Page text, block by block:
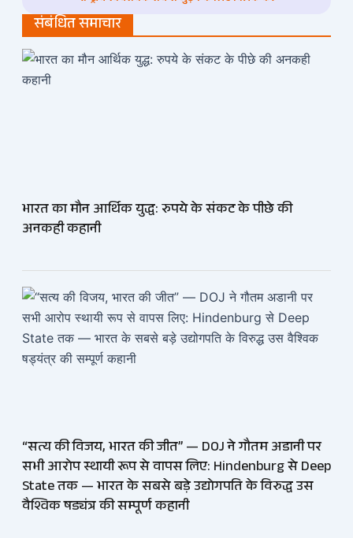
संबंधित समाचार
भारत का मौन आर्थिक युद्ध: रुपये के संकट के पीछे की
अनकही कहानी
“सत्य की विजय, भारत की जीत” — DOJ ने गौतम अडानी पर
सभी आरोप स्थायी रूप से वापस लिए: Hindenburg से Deep
State तक — भारत के सबसे बड़े उद्योगपति के विरुद्ध उस
वैश्विक षड्यंत्र की सम्पूर्ण कहानी